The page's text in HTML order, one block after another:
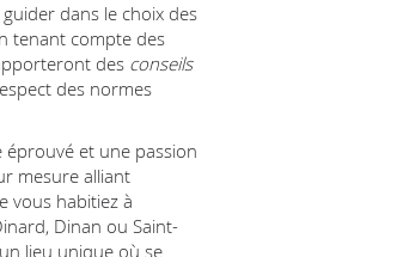
dans le choix des
tenant compte des
des conseils
des normes
éprouvé et une passion
mesure alliant
vous habitiez à
Dinan ou Saint-
lieu unique où se